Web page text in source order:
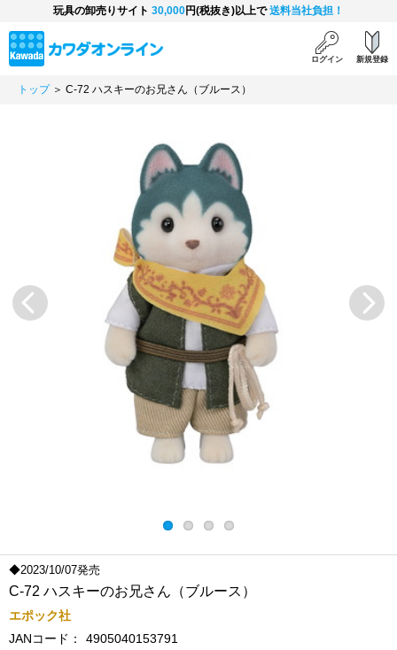
玩具の卸売りサイト 30,000円(税抜き)以上で送料当社負担！
ログイン 新規登録
トップ＞ C-72 ハスキーのお兄さん（ブルース）
◆2023/10/07発売
C-72 ハスキーのお兄さん（ブルース）
エポック社
JANコード：
4905040153791